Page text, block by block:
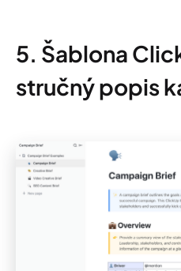
5. Šablona
stručný popis